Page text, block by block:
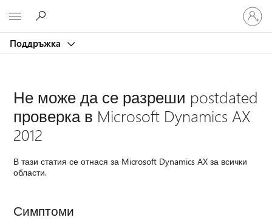
Поддръжка
Влезте
във
вашия
Не може да се разреши postdated
проверка в Microsoft Dynamics AX
2012
В тази статия се отнася за Microsoft Dynamics AX за всички
области.
Симптоми